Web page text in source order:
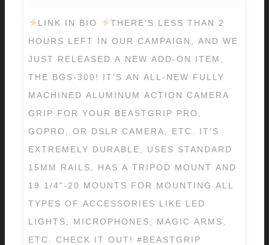
LINK IN BIO
THERE'S LESS THAN 2
HOURS LEFT IN OUR CAMPAIGN, AND WE
JUST RELEASED A NEW ADD-ON ITEM,
THE BGS-300! IT'S AN ALL-NEW FULLY
MACHINED ALUMINUM ACTION CAMERA
GRIP FOR YOUR BEASTGRIP PRO,
GOPRO, OR DSLR CAMERA, ETC. IT'S
EXTREMELY DURABLE, USES STANDARD
15MM RAILS, HAS A TRIPOD MOUNT AND
19 1/4"-20 MOUNTS FOR MOUNTING ALL
TYPES OF ACCESSORIES LIKE LED
LIGHTS, MICROPHONES, MAGIC ARMS,
ETC. CHECK IT OUT! #BEASTGRIP